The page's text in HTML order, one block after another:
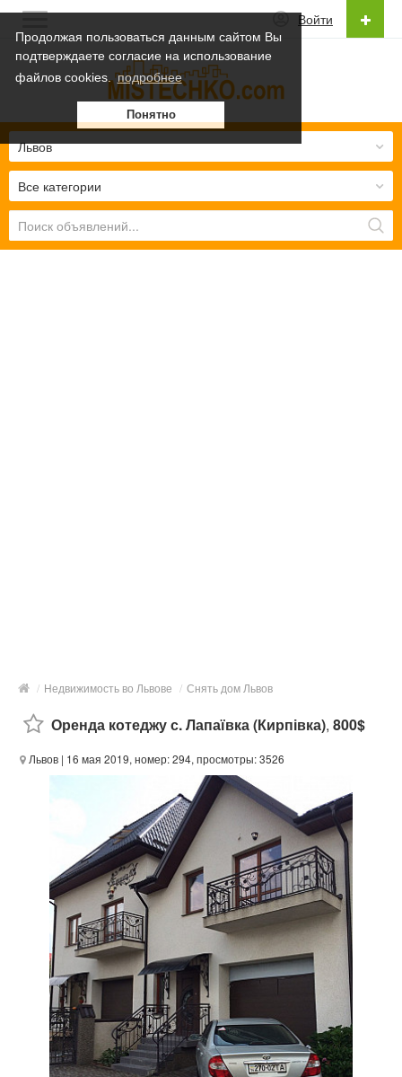
Продолжая пользоваться данным сайтом Вы
подтверждаете согласие на использование
файлов cookies. подробнее
Понятно
Войти
Русский
Українська
Русский
Все категории
Львов
/ Недвижимость во Львове / Снять дом Львов
Оренда котеджу с. Лапаївка (Кирпівка), 800$
Львов | 16 мая 2019, номер: 294, просмотры: 3526